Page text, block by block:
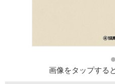
画像をタップする